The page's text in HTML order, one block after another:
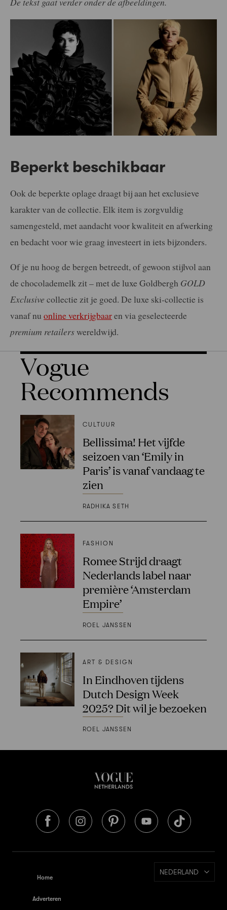
Beperkt beschikbaar
Ook de beperkte oplage draagt bij aan het exclusieve
karakter van de collectie. Elk item is zorgvuldig
samengesteld, met aandacht voor kwaliteit en afwerking
en bedacht voor wie graag investeert in iets bijzonders.
Of je nu hoog de bergen betreedt, of gewoon stijlvol aan
de chocolademelk zit – met de luxe Goldbergh GOLD
Exclusive collectie zit je goed. De luxe ski-collectie is
vanaf nu online verkrijgbaaren via geselecteerde
premium retailerswereldwijd.
Vogue
Recommends
CULTUUR
Bellissima! Het vijfde
seizoen van ‘Emily in
Paris’ is vanaf vandaag te
zien
RADHIKA SETH
FASHION
Romee Strijd draagt
Nederlands label naar
première ‘Amsterdam
Empire’
ROEL JANSSEN
ART & DESIGN
In Eindhoven tijdens
Dutch Design Week
2025? Dit wil je bezoeken
ROEL JANSSEN
Home
Adverteren
NEDERLAND